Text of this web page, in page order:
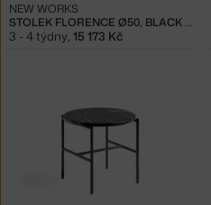
STOLEK FLORENCE Ø50, BLACK MARBLE/BLACK
NEW WORKS
3 - 4 týdny, 15 173 Kč